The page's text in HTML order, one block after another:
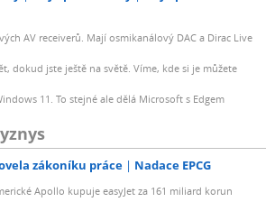
AV receiverů. Mají osmikanálový DAC a Dirac Live
dokud jste ještě na světě. Víme, kde si je můžete
11. To stejné ale dělá Microsoft s Edgem
zákoníku práce Nadace EPCG
Apollo kupuje easyJet za 161 miliard korun